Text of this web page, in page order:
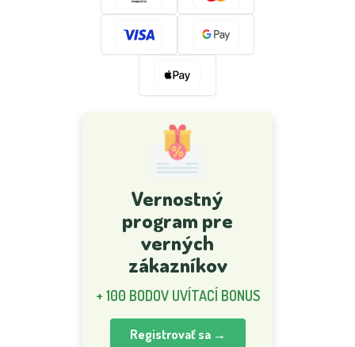
Vernostný
program pre
verných
zákazníkov
+ 100 BODOV UVÍTACÍ BONUS
Registrovať sa →